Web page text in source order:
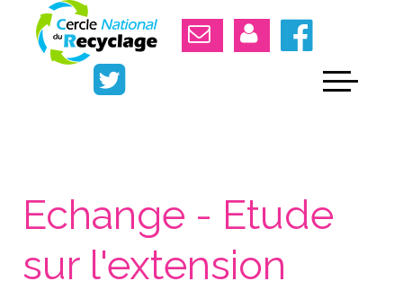
Echange - Etude
sur l'extension